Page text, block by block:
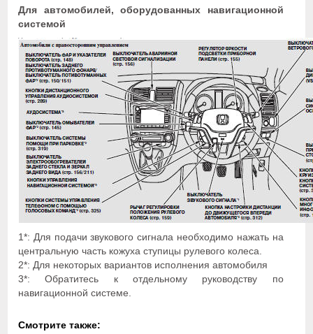
Для автомобилей, оборудованных навигационной
системой
1*: Для подачи звукового сигнала необходимо нажать на
центральную часть кожуха ступицы рулевого колеса.
2*: Для некоторых вариантов исполнения автомобиля
3*: Обратитесь к отдельному руководству по
навигационной системе.
Смотрите также: